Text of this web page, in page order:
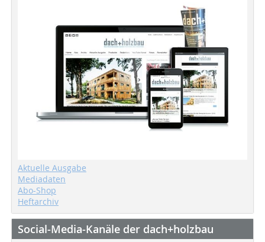
Aktuelle Ausgabe
Mediadaten
Abo-Shop
Heftarchiv
Social-Media-Kanäle der dach+holzbau